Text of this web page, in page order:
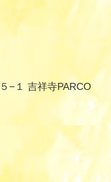
−１ 吉祥寺PARCO